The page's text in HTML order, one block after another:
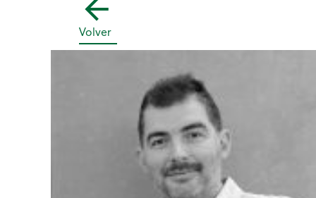
Volver